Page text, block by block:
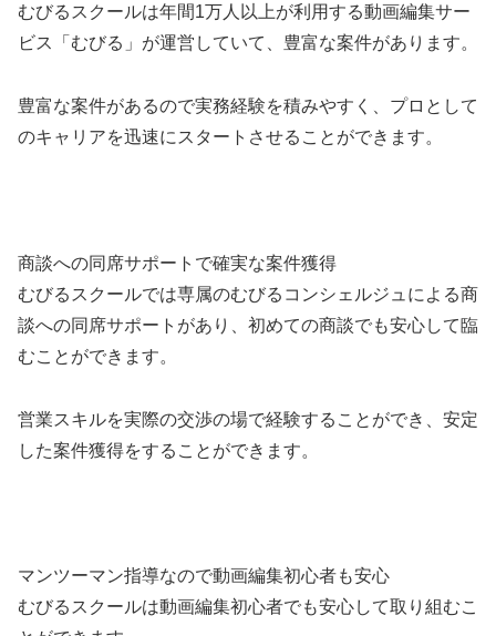
むびるスクールは年間1万人以上が利用する動画編集サー
ビス「むびる」が運営していて、豊富な案件があります。
豊富な案件があるので実務経験を積みやすく、プロとして
のキャリアを迅速にスタートさせることができます。
商談への同席サポートで確実な案件獲得
むびるスクールでは専属のむびるコンシェルジュによる商
談への同席サポートがあり、初めての商談でも安心して臨
むことができます。
営業スキルを実際の交渉の場で経験することができ、安定
した案件獲得をすることができます。
マンツーマン指導なので動画編集初心者も安心
むびるスクールは動画編集初心者でも安心して取り組むこ